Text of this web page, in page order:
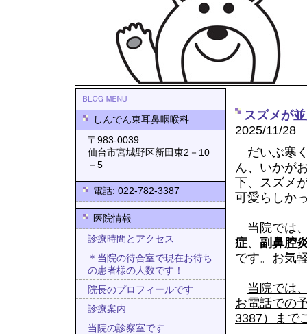
しんでん東耳鼻咽喉科
〒983-0039
仙台市宮城野区新田東2－10
－5
電話: 022-782-3387
医院情報
診療時間とアクセス
＊当院の待合室で現在お待ち
の患者様の人数です！
院長のプロフィールです
診療案内
当院の診察室です
スズメが
2025/11/28
だいぶ寒
ん、いかが
下、スズメ
可愛らしか
当院では
症、 副鼻腔
です。お気
当院では
お電話での
3387）まで